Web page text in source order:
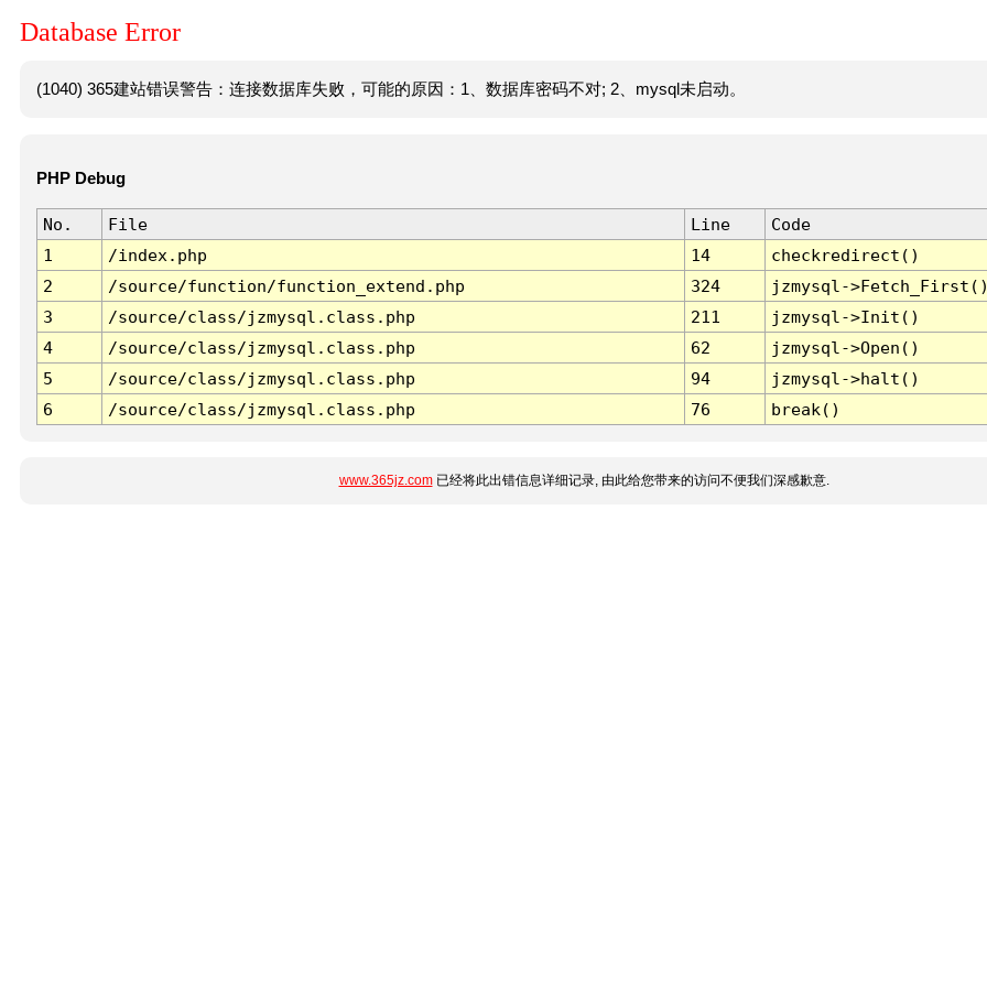
Database Error
(1040) 365建站错误警告：连接数据库失败，可能的原因：1、数据库密码不对; 2、mysql未启动。
PHP Debug
No. File Line
Code
1
/index.php 14
checkredirect()
2
/source/function/function_extend.php 324
jzmysql-
3
/source/class/jzmysql.class.php 211
jzmysql->Init()
4
/source/class/jzmysql.class.php 62
jzmysql->Open()
5
/source/class/jzmysql.class.php 94
jzmysql->halt()
6
/source/class/jzmysql.class.php 76 break()
www.365jz.com已经将此出错信息详细记录, 由此给您带来的访问不便我们深感歉意.